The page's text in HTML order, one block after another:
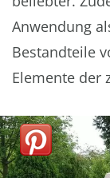
Anwendung
Bestandteile
Elemente der